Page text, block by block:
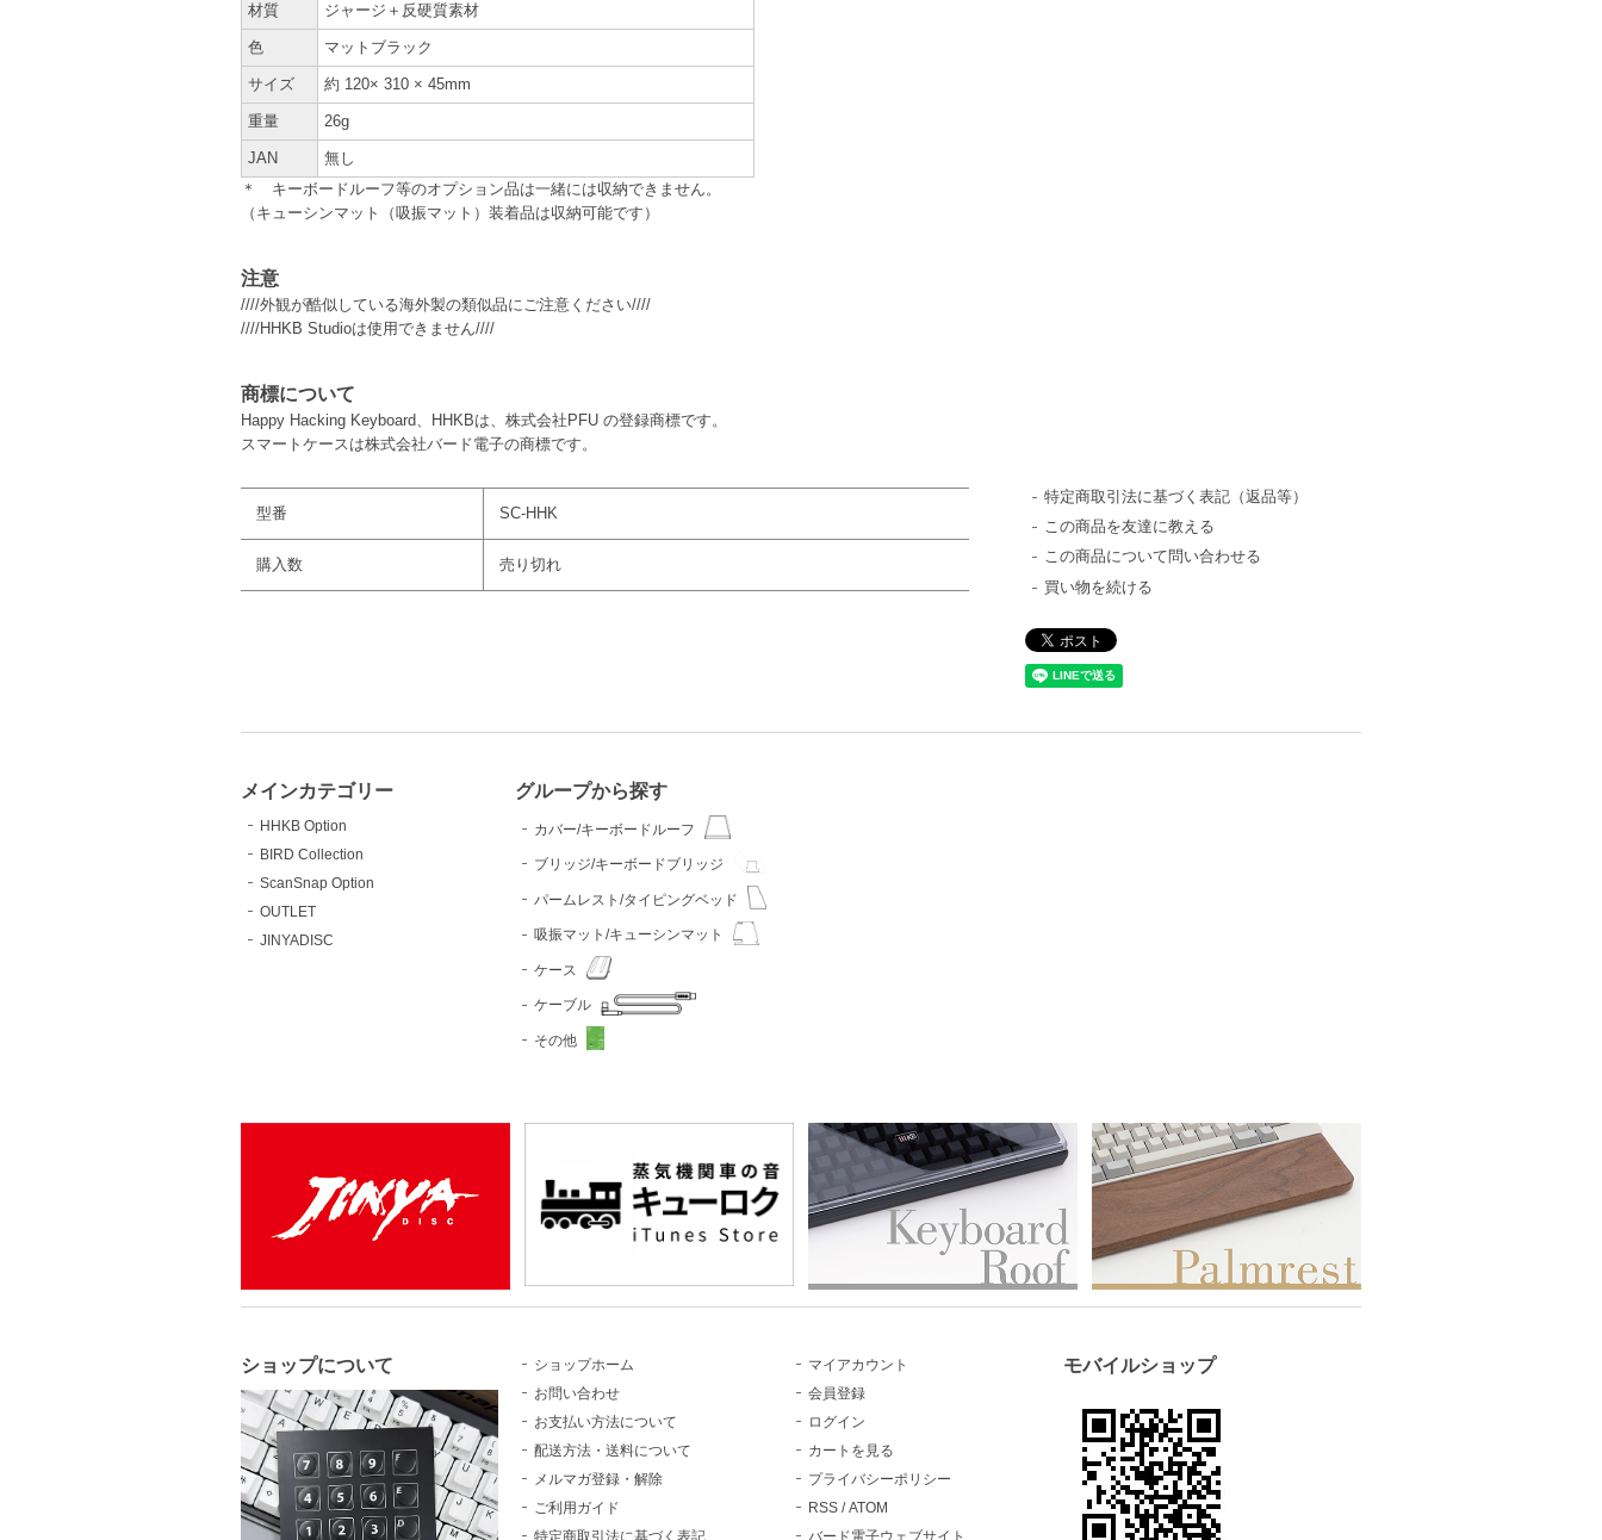
材質 ジャージ＋反硬質素材
色 マットブラック
サイズ 約 120× 310 × 45mm
重量 26g
JAN
無し
＊ キーボードルーフ等のオプション品は一緒には収納できません。
（キューシンマット（吸振マット）装着品は収納可能です）
注意
////外観が酷似している海外製の類似品にご注意ください////
////HHKB Studioは使用できません////
商標について
Happy Hacking Keyboard、HHKBは、株式会社PFU の登録商標です。
スマートケースは株式会社バード電子の商標です。
型番 SC-HHK
購入数 売り切れ
特定商取引法に基づく表記（返品等）
この商品を友達に教える
この商品について問い合わせる
買い物を続ける
メインカテゴリー
HHKB Option
BIRD Collection
ScanSnap Option
OUTLET
JINYADISC
グループから探す
カバー/キーボードルーフ
ブリッジ/キーボードブリッジ
パームレスト/タイピングベッド
吸振マット/キューシンマット
ケース
ケーブル
その他
ショップについて
ショップホーム
お問い合わせ
お支払い方法について
配送方法・送料について
メルマガ登録・解除
ご利用ガイド
特定商取引法に基づく表記
マイアカウント
会員登録
ログイン
カートを見る
プライバシーポリシー
RSS /ATOM
バード電子ウェブサイト
モバイルショップ